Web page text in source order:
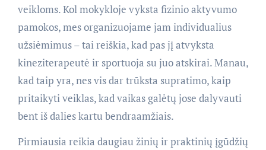
veikloms. Kol mokykloje vyksta fizinio aktyvumo
pamokos, mes organizuojame jam individualius
užsiėmimus – tai reiškia, kad pas jį atvyksta
kineziterapeutė ir sportuoja su juo atskirai. Manau,
kad taip yra, nes vis dar trūksta supratimo, kaip
pritaikyti veiklas, kad vaikas galėtų jose dalyvauti
bent iš dalies kartu bendraamžiais.
Pirmiausia reikia daugiau žinių ir praktinių įgūdžių